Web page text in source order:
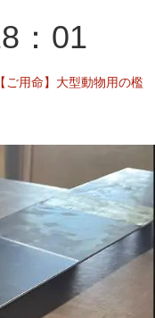
：01
【ご用命】大型動物用の檻